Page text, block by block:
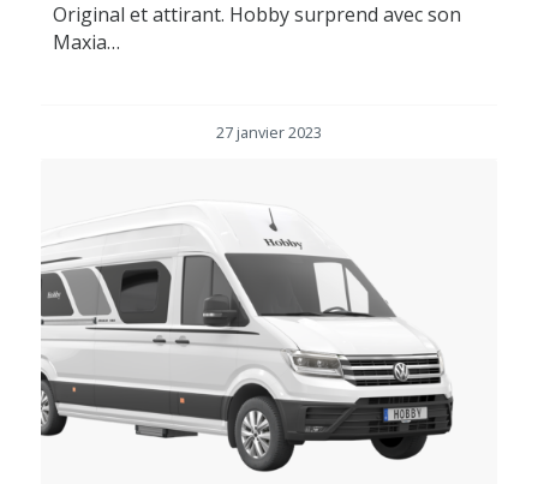
Original et attirant. Hobby surprend avec son
Maxia…
27 janvier 2023